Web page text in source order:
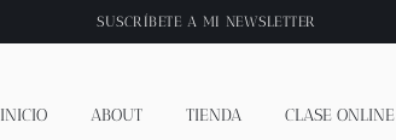
SUSCRÍBETE A MI NEWSLETTER
INICIO ABOUT TIENDA CLASE ONLINE